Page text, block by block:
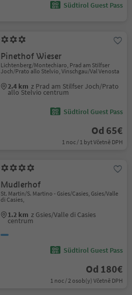
Südtirol Guest Pass
Pinethof Wieser
Lichtenberg/Montechiaro, Prad am Stilfser
Joch/Prato allo Stelvio, Vinschgau/Val Venosta
2.4 km z Prad am Stilfser Joch/Prato
allo Stelvio centrum
Südtirol Guest Pass
Od 65€
1 noc / 1 byt Včetně DPH
Mudlerhof
St. Martin/S. Martino - Gsies/Casies, Gsies/Valle
di Casies,
1.2 km z Gsies/Valle di Casies
centrum
Südtirol Guest Pass
Od 180€
1 noc / 2 osob(y) Včetně DPH